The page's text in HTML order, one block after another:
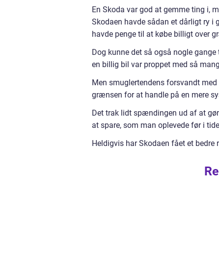
En Skoda var god at gemme ting i,
Skodaen havde sådan et dårligt ry i
havde penge til at købe billigt over
Dog kunne det så også nogle
en billig bil var proppet med så
Men smuglertendens forsvandt
grænsen for at handle på en mere
Det trak lidt spændingen ud af at
at spare, som man oplevede før i
Heldigvis har Skodaen fået et bedre